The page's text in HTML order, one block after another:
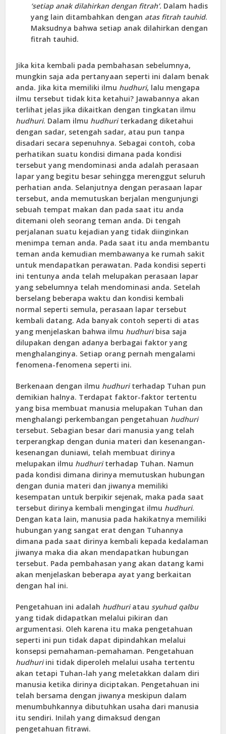
‘setiap anak dilahirkan dengan fitrah’. Dalam hadis
yang lain ditambahkan dengan atas fitrah tauhid.
Maksudnya bahwa setiap anak dilahirkan dengan
fitrah tauhid.
Jika kita kembali pada pembahasan sebelumnya,
mungkin saja ada pertanyaan seperti ini dalam benak
anda. Jika kita memiliki ilmu hudhuri, lalu mengapa
ilmu tersebut tidak kita ketahui? Jawabannya akan
terlihat jelas jika dikaitkan dengan tingkatan ilmu
hudhuri. Dalam ilmu hudhuriterkadang diketahui
dengan sadar, setengah sadar, atau pun tanpa
disadari secara sepenuhnya. Sebagai contoh, coba
perhatikan suatu kondisi dimana pada kondisi
tersebut yang mendominasi anda adalah perasaan
lapar yang begitu besar sehingga merenggut seluruh
perhatian anda. Selanjutnya dengan perasaan lapar
tersebut, anda memutuskan berjalan mengunjungi
sebuah tempat makan dan pada saat itu anda
ditemani oleh seorang teman anda. Di tengah
perjalanan suatu kejadian yang tidak diinginkan
menimpa teman anda. Pada saat itu anda membantu
teman anda kemudian membawanya ke rumah sakit
untuk mendapatkan perawatan. Pada kondisi seperti
ini tentunya anda telah melupakan perasaan lapar
yang sebelumnya telah mendominasi anda. Setelah
berselang beberapa waktu dan kondisi kembali
normal seperti semula, perasaan lapar tersebut
kembali datang. Ada banyak contoh seperti di atas
yang menjelaskan bahwa ilmu hudhuribisa saja
dilupakan dengan adanya berbagai faktor yang
menghalanginya. Setiap orang pernah mengalami
fenomena-fenomena seperti ini.
Berkenaan dengan ilmu hudhuriterhadap Tuhan pun
demikian halnya. Terdapat faktor-faktor tertentu
yang bisa membuat manusia melupakan Tuhan dan
menghalangi perkembangan pengetahuan hudhuri
tersebut. Sebagian besar dari manusia yang telah
terperangkap dengan dunia materi dan kesenangan-
kesenangan duniawi, telah membuat dirinya
melupakan ilmu hudhuriterhadap Tuhan. Namun
pada kondisi dimana dirinya memutuskan hubungan
dengan dunia materi dan jiwanya memiliki
kesempatan untuk berpikir sejenak, maka pada saat
tersebut dirinya kembali mengingat ilmu hudhuri.
Dengan kata lain, manusia pada hakikatnya memiliki
hubungan yang sangat erat dengan Tuhannya
dimana pada saat dirinya kembali kepada kedalaman
jiwanya maka dia akan mendapatkan hubungan
tersebut. Pada pembahasan yang akan datang kami
akan menjelaskan beberapa ayat yang berkaitan
dengan hal ini.
Pengetahuan ini adalah hudhuriatau syuhud qalbu
yang tidak didapatkan melalui pikiran dan
argumentasi. Oleh karena itu maka pengetahuan
seperti ini pun tidak dapat dipindahkan melalui
konsepsi pemahaman-pemahaman. Pengetahuan
hudhuriini tidak diperoleh melalui usaha tertentu
akan tetapi Tuhan-lah yang meletakkan dalam diri
manusia ketika dirinya diciptakan. Pengetahuan ini
telah bersama dengan jiwanya meskipun dalam
menumbuhkannya dibutuhkan usaha dari manusia
itu sendiri. Inilah yang dimaksud dengan
pengetahuan fitrawi.